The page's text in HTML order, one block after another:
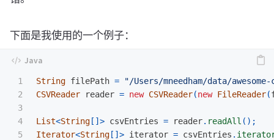
下面是我使用的一个例子：
1
2
3
4
5
String filePath =
"/Users/mneedham/data/
CSVReader
reader = new CSVReader(new FileReader(
List<String []> csvEntries = reader. readAll ();
Iterator<String []> iterator = csvEntries .